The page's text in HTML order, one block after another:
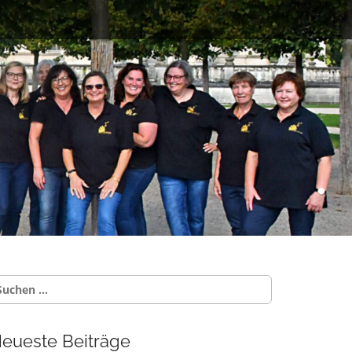
Beiträge